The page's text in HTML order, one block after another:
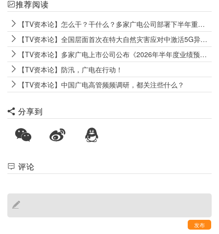
推荐阅读
【TV资本论】怎么干？干什么？多家广电公司部署下半年重点工作
【TV资本论】全国层面首次在特大自然灾害应对中激活5G异网漫游机制
【TV资本论】多家广电上市公司公布《2026年半年度业绩预告》
【TV资本论】防汛，广电在行动！
【TV资本论】中国广电高管频频调研，都关注些什么？
分享到
评论
发布